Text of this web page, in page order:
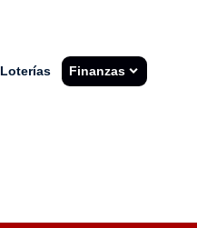
Loterías Finanzas